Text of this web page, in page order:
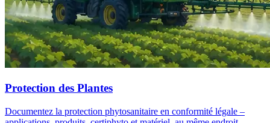
Protection des Plantes
Documentez la protection phytosanitaire en conformité légale –